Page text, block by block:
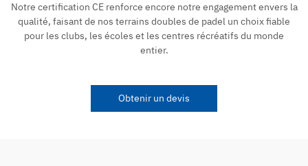
Notre certification CE renforce encore notre engagement envers la
qualité, faisant de nos terrains doubles de padel un choix fiable
pour les clubs, les écoles et les centres récréatifs du monde
entier.
Obtenir un devis